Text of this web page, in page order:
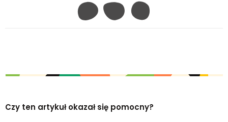
Czy ten artykuł okazał się pomocny?